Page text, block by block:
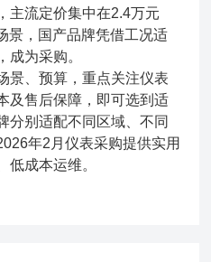
主流定价集中在2.4万元
景，国产品牌凭借工况适
成为采购。
景、预算，重点关注仪表
及售后保障，即可选到适
分别适配不同区域、不同
年2月仪表采购提供实用
低成本运维。